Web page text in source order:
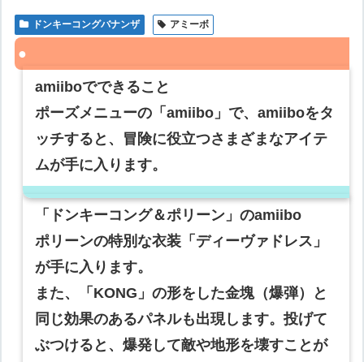
ドンキーコングバナンザ アミーボ
amiiboでできること
ポーズメニューの「amiibo」で、amiiboをタ
ッチすると、冒険に役立つさまざまなアイテ
ムが手に入ります。
「ドンキーコング＆ポリーン」のamiibo
ポリーンの特別な衣装「ディーヴァドレス」
が手に入ります。
また、「KONG」の形をした金塊（爆弾）と
同じ効果のあるパネルも出現します。投げて
ぶつけると、爆発して敵や地形を壊すことが